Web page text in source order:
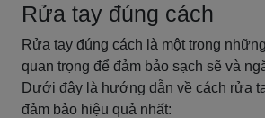
Rửa tay đúng cách
Rửa tay đúng cách là một trong
quan trọng để đảm bảo sạch sẽ và
Dưới đây là hướng dẫn về cách rửa
đảm bảo hiệu quả nhất: